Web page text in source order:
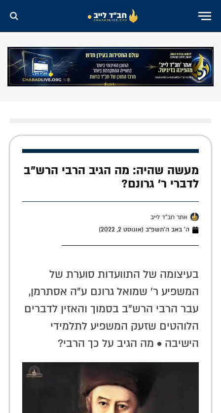
מעשה שהיה: מה הגיב הרבי הרש"ב
לדברי ר' גרונם?
אתר חב"ד לייב
ה׳ באב ה׳תשפ״ב (אוגוסט 2, 2022)
בעיצומה של התוועדות סוערת של
המשפיע ר' שמואל גרונם ע"ה אסתרמן,
עבר הרבי הרש"ב בסמוך והאזין לדברים
הלוהטים שזעק המשפיע לתלמידי
הישיבה • מה הגיב על כך הרבי?